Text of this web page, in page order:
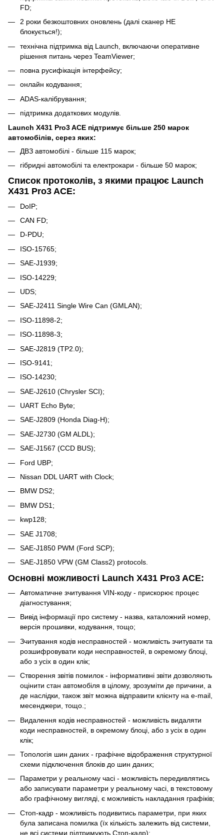
FD;
2 роки безкоштовних оновлень (далі сканер НЕ
блокується!);
технічна підтримка від Launch, включаючи оперативне
рішення питань через TeamViewer;
повна русифікація інтерфейсу;
онлайн кодування;
ADAS-калібрування;
підтримка додаткових модулів.
Launch X431 Pro3 ACE підтримує більше 250 марок
автомобілів, серез яких:
ДВЗ автомобілі - більше 115 марок;
гібридні автомобілі та електрокари - більше 50 марок;
Список протоколів, з якими працює Launch
X431 Pro3 ACE:
DoIP;
CAN FD;
D-PDU;
ISO-15765;
SAE-J1939;
ISO-14229;
UDS;
SAE-J2411 Single Wire Can (GMLAN);
ISO-11898-2;
ISO-11898-3;
SAE-J2819 (TP2.0);
ISO-9141;
ISO-14230;
SAE-J2610 (Chrysler SCI);
UART Echo Byte;
SAE-J2809 (Honda Diag-H);
SAE-J2730 (GM ALDL);
SAE-J1567 (CCD BUS);
Ford UBP;
Nissan DDL UART with Clock;
BMW DS2;
BMW DS1;
kwp128;
SAE J1708;
SAE-J1850 PWM (Ford SCP);
SAE-J1850 VPW (GM Class2) protocols.
Основні можливості Launch X431 Pro3 ACE:
Автоматичне зчитування VIN-коду - прискорює процес
діагностування;
Вивід інформації про систему - назва, каталожний номер,
версія прошивки, кодування, тощо;
Зчитування кодів несправностей - можливість зчитувати та
розшифровувати коди несправностей, в окремому блоці,
або з усіх в один клік;
Створення звітів помилок - інформативні звіти дозволяють
оцінити стан автомобіля в цілому, зрозуміти де причини, а
де наслідки, також звіт можна відправити клієнту на e-mail,
месенджери, тощо.;
Видалення кодів несправностей - можливість видаляти
коди несправностей, в окремому блоці, або з усіх в один
клік;
Топологія шин даних - графічне відображення структурної
схеми підключення блоків до шин даних;
Параметри у реальному часі - можливість передивлятись
або записувати параметри у реальному часі, в текстовому
або графічному вигляді, є можливість накладання графіків;
Cтоп-кадр - можливість подивитись параметри, при яких
була записана помилка (їх кількість залежить від системи,
не всі системи підтримують Стоп-кадр);